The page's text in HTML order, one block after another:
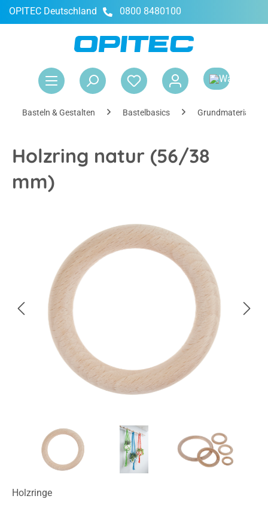
springen
OPITEC Deutschland 0800 8480100
Basteln & Gestalten Bastelbasics Grundmaterialien
Holzring natur (56/38
mm)
Holzringe